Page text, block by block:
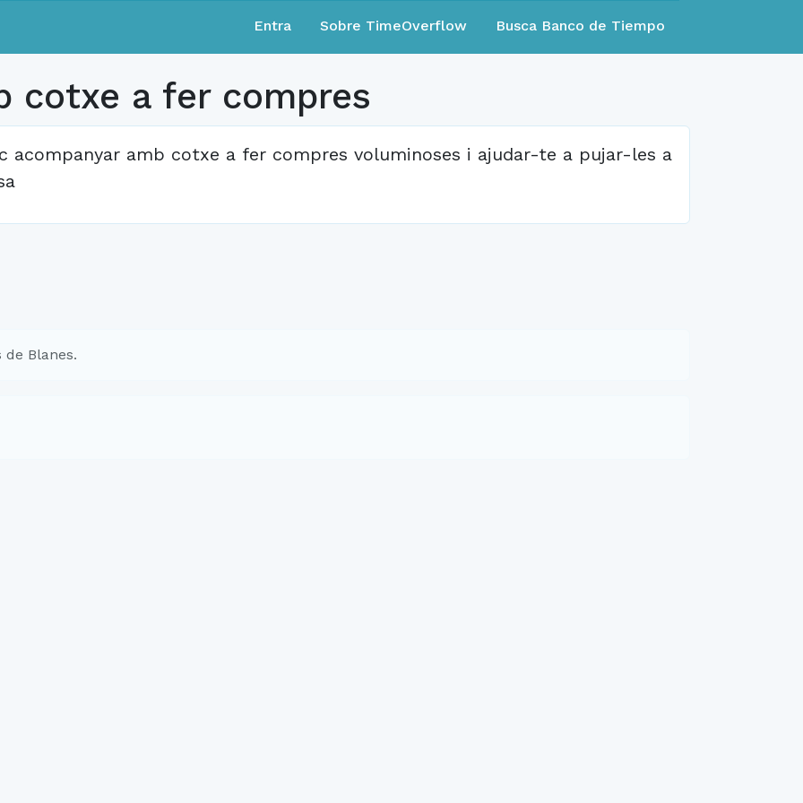
Entra Sobre TimeOverflow Busca Banco de Tiempo
cotxe a fer compres
acompanyar amb cotxe a fer compres voluminoses i ajudar-te a pujar-les a
Blanes.